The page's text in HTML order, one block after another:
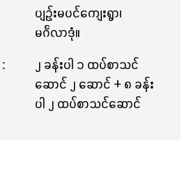
ပျဉ်းမပင်ကျေးရွာ၊
မင်္ဂလာဒုံ။
၂ ခန်းပါ ၁ ထပ်စာသင်
ဆောင် ၂ ဆောင် + ၈ ခန်း
ပါ ၂ ထပ်စာသင်ဆောင်